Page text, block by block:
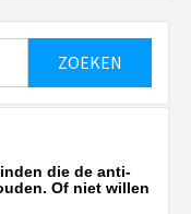
die de anti-
Of niet willen